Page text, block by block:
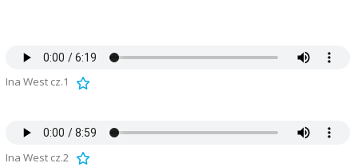
Ina West cz.1
Ina West cz.2